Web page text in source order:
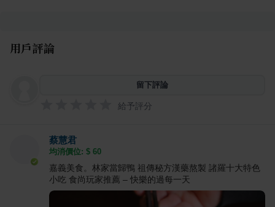
用戶評論
留下評論
給予評分
蔡慧君
均消價位: $ 60
嘉義美食。林家當歸鴨 祖傳秘方漢藥熬製 諸羅十大特色
小吃 食尚玩家推薦 – 快樂的過每一天